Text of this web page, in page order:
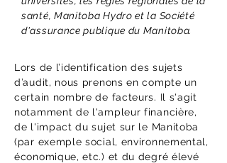
santé, Manitoba Hydro et la Société
d'assurance publique du Manitoba.
Lors de l’identification des sujets
d’audit, nous prenons en compte un
certain nombre de facteurs. Il s'agit
notamment de l'ampleur financière,
de l'impact du sujet sur le Manitoba
(par exemple social, environnemental,
économique, etc.) et du degré élevé